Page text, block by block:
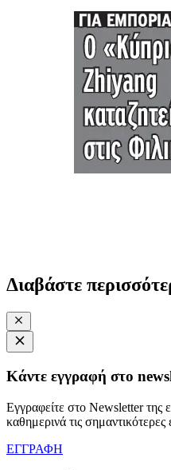
Διαβάστε
Κάντε εγγραφή στο
Εγγραφείτε στο Newsletter της
καθημερινά τις
ΕΓΓΡΑΦΗ